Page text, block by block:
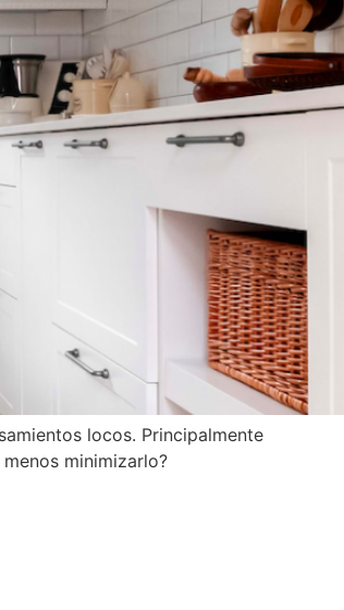
locos. Principalmente
minimizarlo?